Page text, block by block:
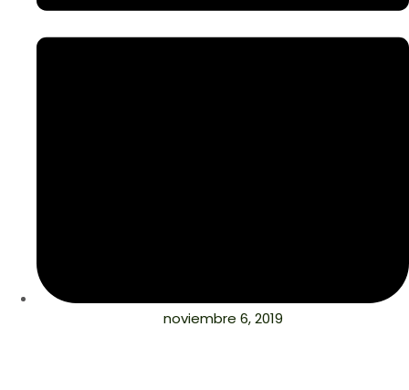
noviembre 6, 2019